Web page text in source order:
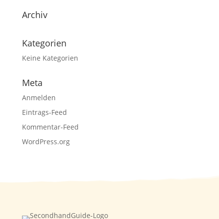
Archiv
Kategorien
Keine Kategorien
Meta
Anmelden
Eintrags-Feed
Kommentar-Feed
WordPress.org